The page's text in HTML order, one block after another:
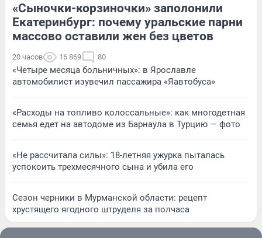
«Сыночки-корзиночки» заполонили
Екатеринбург: почему уральские парни
массово оставили жен без цветов
20 часов 16 869 80
«Четыре месяца больничных»: в Ярославле
автомобилист изувечил пассажира «Яавтобуса»
«Расходы на топливо колоссальные»: как многодетная
семья едет на автодоме из Барнаула в Турцию — фото
«Не рассчитала силы»: 18-летняя ужурка пыталась
успокоить трехмесячного сына и убила его
Сезон черники в Мурманской области: рецепт
хрустящего ягодного штруделя за полчаса